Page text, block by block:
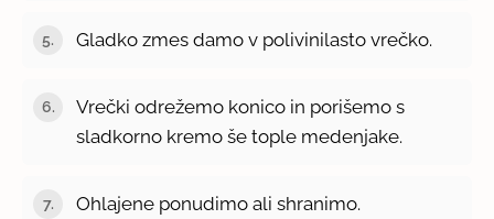
Gladko zmes damo v polivinilasto vrečko.
Vrečki odrežemo konico in porišemo s
sladkorno kremo še tople medenjake.
Ohlajene ponudimo ali shranimo.